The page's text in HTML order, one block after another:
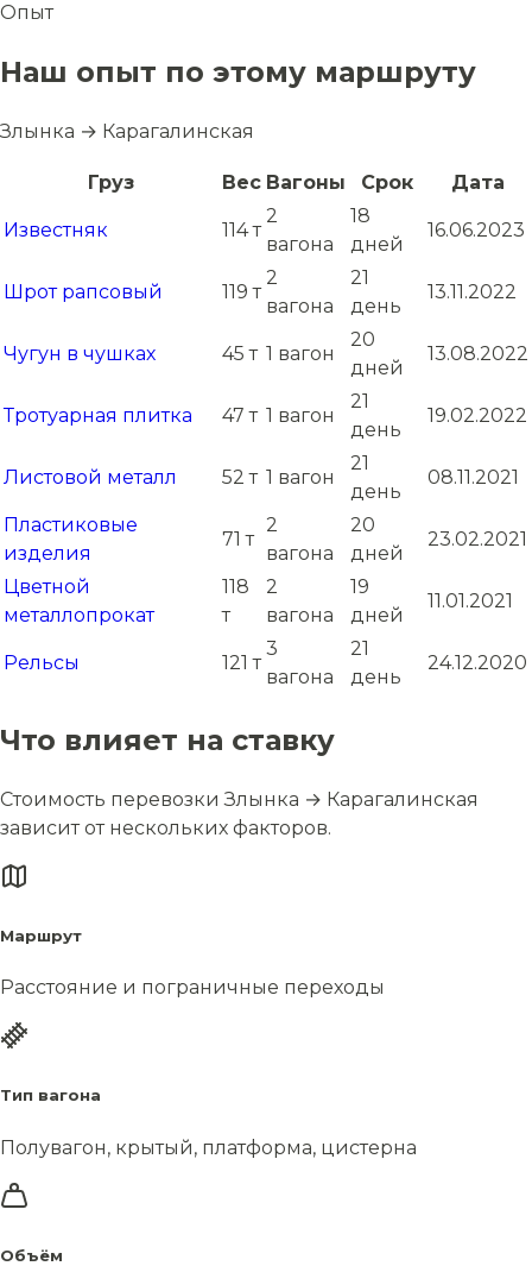
Опыт
Наш опыт по этому маршруту
Злынка → Карагалинская
Груз Вес Вагоны Срок Дата
Известняк 114 т
2
вагона
18
дней
16.06.2023
Шрот рапсовый 119 т
2
вагона
21
день
13.11.2022
Чугун в чушках 45 т 1 вагон
20
дней
13.08.2022
Тротуарная плитка 47 т 1 вагон
21
день
19.02.2022
Листовой металл 52 т 1 вагон
21
день
08.11.2021
Пластиковые
изделия
71 т
2
вагона
20
дней
23.02.2021
Цветной
металлопрокат
118
т
2
вагона
19
дней
11.01.2021
Рельсы 121 т
3
вагона
21
день
24.12.2020
Что влияет на ставку
Стоимость перевозки Злынка → Карагалинская
зависит от нескольких факторов.
Маршрут
Расстояние и пограничные переходы
Тип вагона
Полувагон, крытый, платформа, цистерна
Объём